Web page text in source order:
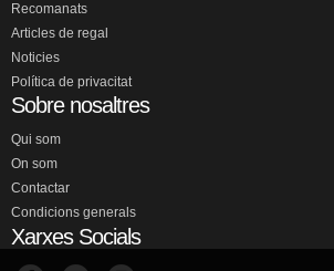
Recomanats
Articles de regal
Noticies
Política de privacitat
Sobre nosaltres
Qui som
On som
Contactar
Condicions generals
Xarxes Socials